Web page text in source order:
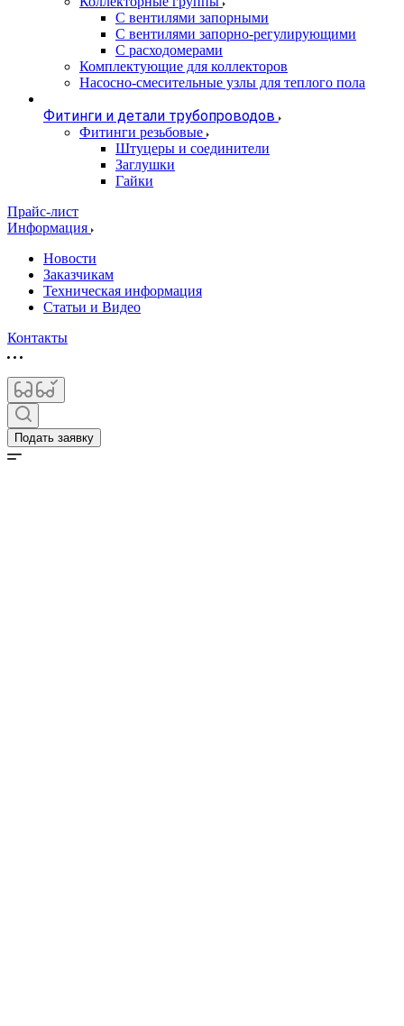
С вентилями запорными
С вентилями запорно-регулирующими
С расходомерами
Комплектующие для коллекторов
Насосно-смесительные узлы для теплого пола
Фитинги и детали трубопроводов
Фитинги резьбовые
Штуцеры и соединители
Заглушки
Гайки
Прайс-лист
Информация
Новости
Заказчикам
Техническая информация
Статьи и Видео
Контакты
Подать заявку